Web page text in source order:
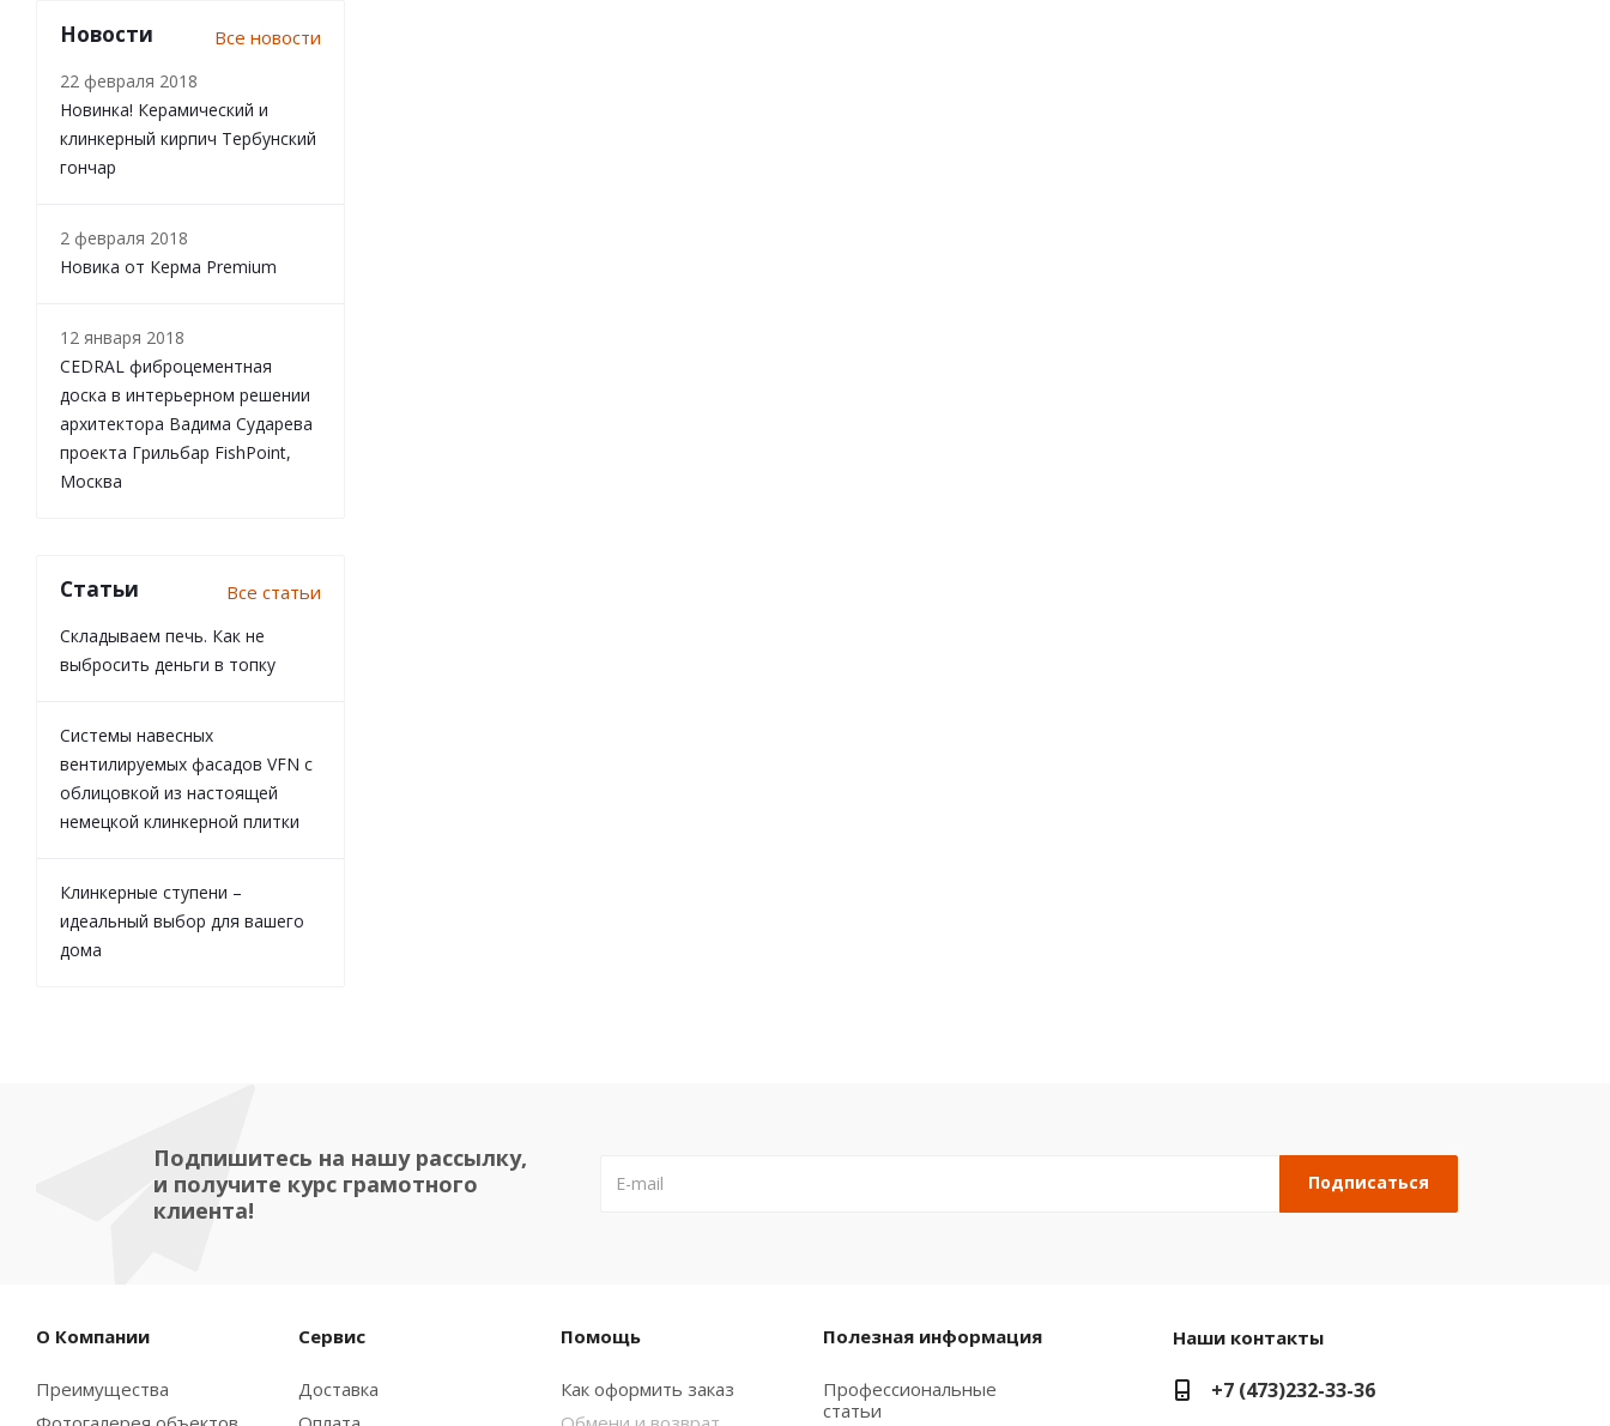
Новости Все новости
22 февраля 2018
Новинка! Керамический и
клинкерный кирпич Тербунский
гончар
2 февраля 2018
Новика от Керма Premium
12 января 2018
CEDRAL фиброцементная
доска в интерьерном решении
архитектора Вадима Сударева
проекта Грильбар FishPoint,
Москва
Статьи Все статьи
Складываем печь. Как не
выбросить деньги в топку
Системы навесных
вентилируемых фасадов VFN с
облицовкой из настоящей
немецкой клинкерной плитки
Клинкерные ступени –
идеальный выбор для вашего
дома
Подпишитесь на нашу рассылку,
и получите курс грамотного
клиента!
О Компании
Преимущества
Сервис
Доставка
Помощь
Как оформить заказ
Полезная информация
Профессиональные
статьи
Наши контакты
+7 (473)232-33-36